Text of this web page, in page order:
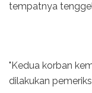
tempatnya
"Kedua korban
dilakukan